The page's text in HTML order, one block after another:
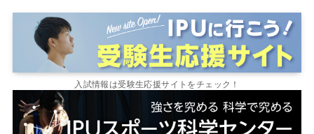
入試情報は受験生応援サイトをチェック！